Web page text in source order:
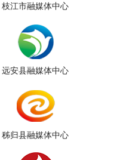
枝江市融媒体中心
远安县融媒体中心
秭归县融媒体中心